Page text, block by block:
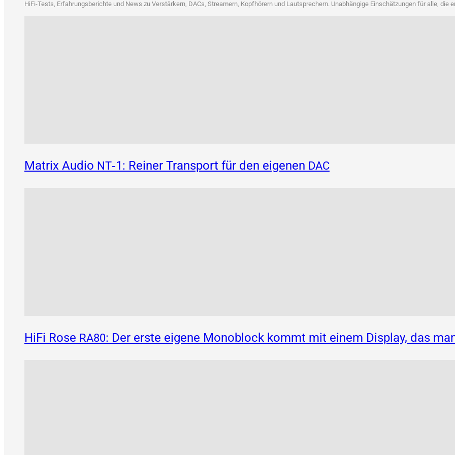
HiFi-Tests, Erfah­rungs­be­rich­te und News zu Ver­stär­kern, DACs, Strea­mern, Kopf­hö­rern und Laut­spre­chern. Unab­hän­gi­ge Ein­schät­zun­gen für alle, die
Matrix Audio NT‑1: Reiner Transport für den eigenen DAC
HiFi Rose RA80: Der erste eigene Monoblock kommt mit einem Display, das